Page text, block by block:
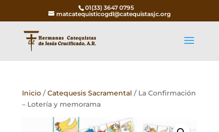
01(33) 3647 0795
matcatequisticogdl@catequistasjc.org
Inicio/Catequesis Sacramental / La Confirmación
– Lotería y memorama